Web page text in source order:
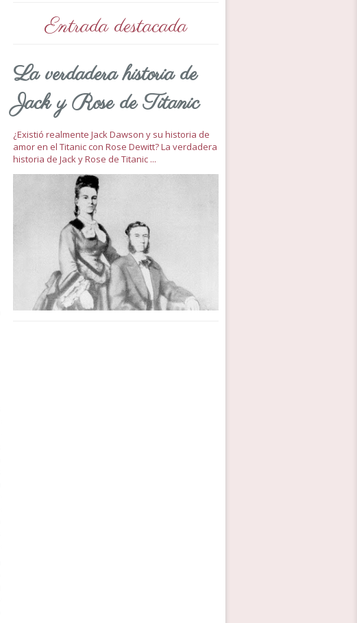
Entrada destacada
La verdadera historia de
Jack y Rose de Titanic
¿Existió realmente Jack Dawson y su historia de
amor en el Titanic con Rose Dewitt? La verdadera
historia de Jack y Rose de Titanic ...